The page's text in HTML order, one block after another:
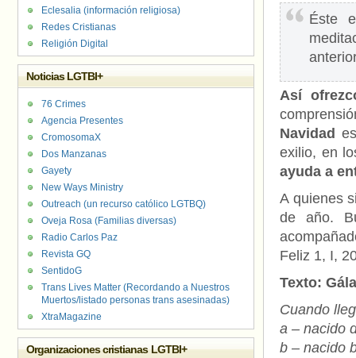
Éste
Así
Navidad
exilio, en
ayuda a
A quienes
de año.
Feliz 1, I,
Texto:
Cuando
a – nacido
b – nacido
Eclesalia (información religiosa)
Redes Cristianas
Religión Digital
Noticias LGTBI+
76 Crimes
Agencia Presentes
CromosomaX
Dos Manzanas
Gayety
New Ways Ministry
Outreach (un recurso católico LGTBQ)
Oveja Rosa (Familias diversas)
Radio Carlos Paz
Revista GQ
SentidoG
Trans Lives Matter (Recordando a Nuestros
Muertos/listado personas trans asesinadas)
XtraMagazine
Organizaciones cristianas LGTBI+